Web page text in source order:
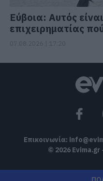
Εύβοια: Αυτός
επιχειρηματίας
Επικοινωνία:
© 2026